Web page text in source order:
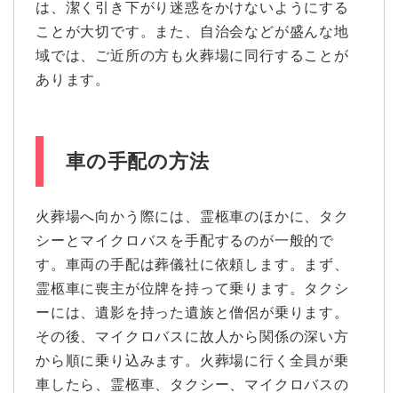
は、潔く引き下がり迷惑をかけないようにする
ことが大切です。また、自治会などが盛んな地
域では、ご近所の方も火葬場に同行することが
あります。
車の手配の方法
火葬場へ向かう際には、霊柩車のほかに、タク
シーとマイクロバスを手配するのが一般的で
す。車両の手配は葬儀社に依頼します。まず、
霊柩車に喪主が位牌を持って乗ります。タクシ
ーには、遺影を持った遺族と僧侶が乗ります。
その後、マイクロバスに故人から関係の深い方
から順に乗り込みます。火葬場に行く全員が乗
車したら、霊柩車、タクシー、マイクロバスの